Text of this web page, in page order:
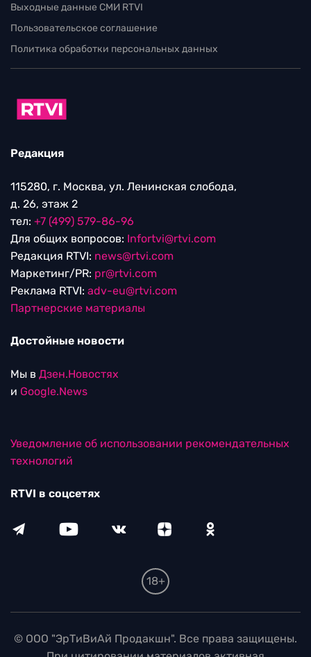
Выходные данные СМИ RTVI
Пользовательское соглашение
Политика обработки персональных данных
Редакция
115280, г. Москва, ул. Ленинская слобода,
д. 26, этаж 2
тел: +7 (499) 579-86-96
Для общих вопросов: Infortvi@rtvi.com
Редакция RTVI: news@rtvi.com
Маркетинг/PR: pr@rtvi.com
Реклама RTVI: adv-eu@rtvi.com
Партнерские материалы
Достойные новости
Мы в Дзен.Новостях
и Google.News
Уведомление об использовании рекомендательных
технологий
RTVI в соцсетях
18+
© ООО "ЭрТиВиАй Продакшн". Все права защищены.